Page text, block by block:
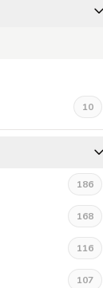
expand_more
10
expand_more
186
168
116
107